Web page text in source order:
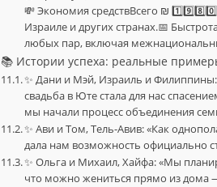
💸 Экономия средствВсего ₪
Израиле и других странах.📅
любых пар, включая
📚 Истории успеха: реальные
✨ Дани и Мэй, Израиль и
свадьба в Юте стала для нас
мы начали процесс объединения
✨ Ави и Том, Тель-Авив: «Как
дала нам возможность официально
✨ Ольга и Михаил, Хайфа: «Мы
что можно жениться прямо из дома